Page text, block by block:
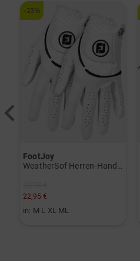
-23%
FootJoy
22,95 €
in: M L XL ML